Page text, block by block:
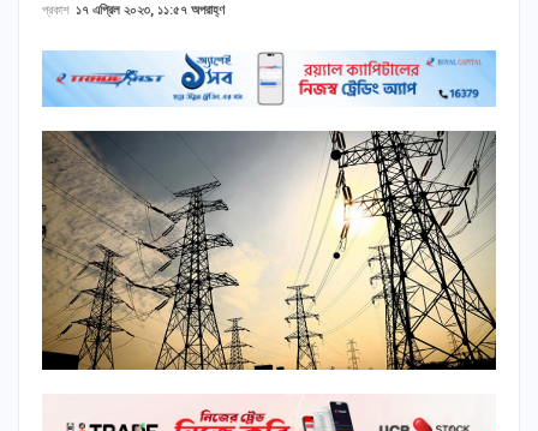
প্রকাশ ১৭ এপ্রিল ২০২৩, ১১:৫৭ অপরাহ্ণ